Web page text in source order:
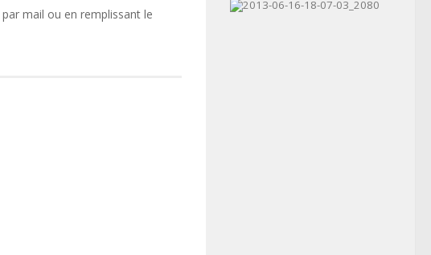
par mail ou en remplissant le